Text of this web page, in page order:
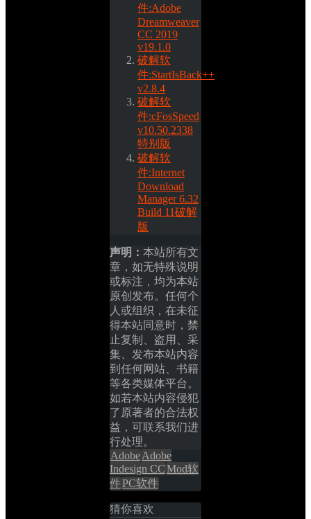
件:Adobe
Dreamweaver
CC 2019
v19.1.0
破解软
件:StartIsBack++
v2.8.4
破解软
件:cFosSpeed
v10.50.2338
特别版
破解软
件:Internet
Download
Manager 6.32
Build 11破解
版
声明： 本站所有文
章，如无特殊说明
或标注，均为本站
原创发布。任何个
人或组织，在未征
得本站同意时，禁
止复制、盗用、采
集、发布本站内容
到任何网站、书籍
等各类媒体平台。
如若本站内容侵犯
了原著者的合法权
益，可联系我们进
行处理。
AdobeAdobe
Indesign CCMod软
件PC软件
猜你喜欢